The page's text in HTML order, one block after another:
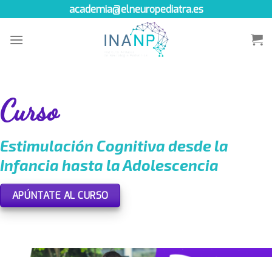
to
content
academia@elneuropediatra.es
Curso
Estimulación Cognitiva desde la
Infancia hasta la Adolescencia
APÚNTATE AL CURSO